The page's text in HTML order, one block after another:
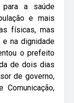
para a saúde
e mais
físicas, mas
e na dignidade
o prefeito
de dois dias
de governo,